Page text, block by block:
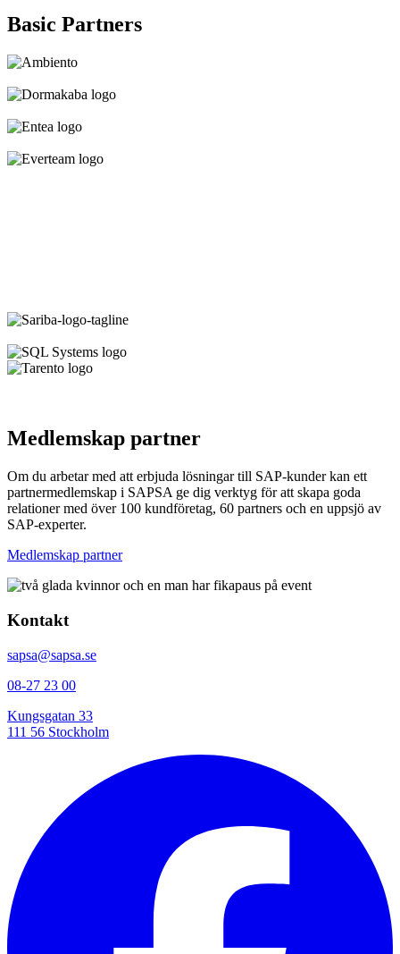
Basic Partners
Medlemskap partner
Om du arbetar med att erbjuda lösningar till SAP-kunder kan ett
partnermedlemskap i SAPSA ge dig verktyg för att skapa goda
relationer med över 100 kundföretag, 60 partners och en uppsjö av
SAP-experter.
Medlemskap partner
Kontakt
sapsa@sapsa.se
08-27 23 00
Kungsgatan 33
111 56 Stockholm